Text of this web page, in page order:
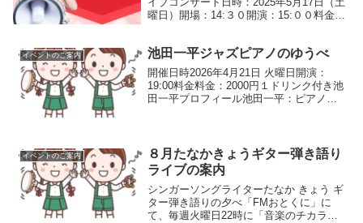
曜日）開場：14:３０開演：15:００料金：
曹：T.sax 竹本 陽子リリ...
イベントのご案内 池田一平ジャズピアノのゆうべ
開催日時2026年4月21日 火曜日開演：
19:00料金料金：2000円１ドリンク付き池
田一平プロフィール池田一平：ピアノ弾
...
イベントのご案内
８月たなかきょうギター弾き語り
ライブの案内
シンガーソングライターたなか きょう ギ
ター弾き語りの夕べ「FMおとくに」に
て、毎週火曜日22時に「音楽のチカラ」